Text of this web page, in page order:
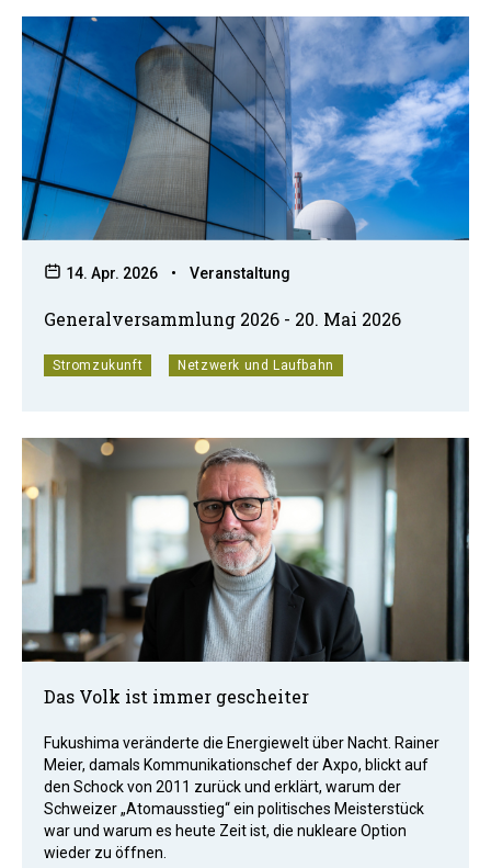
14. Apr. 2026 • Veranstaltung
Generalversammlung 2026 - 20. Mai 2026
Stromzukunft Netzwerk und Laufbahn
Das Volk ist immer gescheiter
Fukushima veränderte die Energiewelt über Nacht. Rainer
Meier, damals Kommunikationschef der Axpo, blickt auf
den Schock von 2011 zurück und erklärt, warum der
Schweizer „Atomausstieg“ ein politisches Meisterstück
war und warum es heute Zeit ist, die nukleare Option
wieder zu öffnen.